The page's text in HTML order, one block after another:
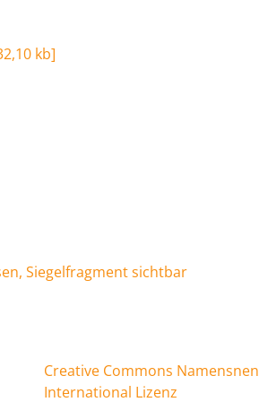
kb]
Siegelfragment sichtbar
Creative Commons
International Lizenz